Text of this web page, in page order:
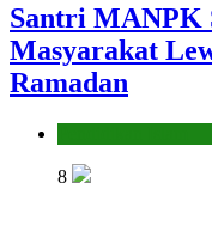
Santri MANPK
Masyarakat
Ramadan
8